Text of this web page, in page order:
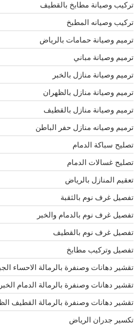
تركيب وصيانة مطابخ بالقطيف
تركيب وصيانه المطبخ
ترميم وصيانة حمامات بالرياض
ترميم وصيانة مباني
ترميم وصيانة منازل بالخبر
ترميم وصيانة منازل بالظهران
ترميم وصيانة منازل بالقطيف
ترميم وصيانه منازل حفر الباطن
تصليح سباكة الدمام
تصليح غسالات الدمام
تعقيم المنازل بالرياض
تفصيل غرف نوم بالثقبة
تفصيل غرف نوم بالدمام والخبر
تفصيل غرف نوم بالقطيف
تفصيل وتركيب مطابخ
تقشير دهانات وصنفرة بالرمالة الاحساء
تقشير دهانات وصنفرة بالرمالة الدمام الخبر
تقشير دهانات وصنفرة بالرمالة القطيف
تكسير جدران الرياض